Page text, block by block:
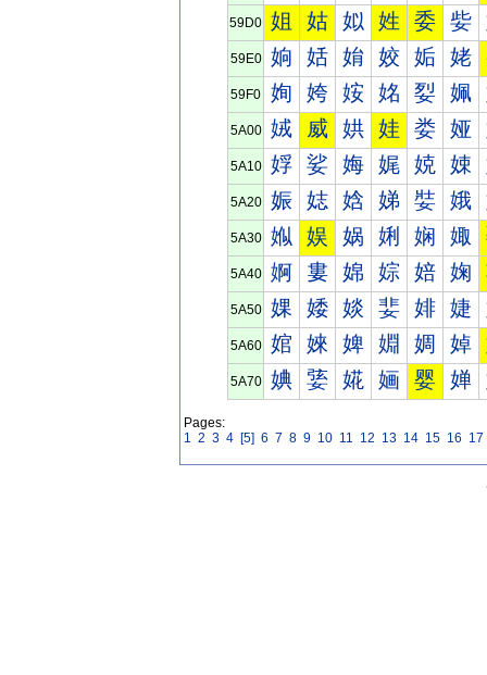
59D0 姐 姑 姒 姓 委 姕
59E0 姠 姡 姢 姣 姤 姥
59F0 姰 姱 姲 姳 姴 姵
5A00 娀 威 娂 娃 娄 娅
5A10 娐 娑 娒 娓 娔 娕
5A20 娠 娡 娢 娣 娤 娥
5A30 娰 娱 娲 娳 娴 娵
5A40 婀 婁 婂 婃 婄 婅
5A50 婐 婑 婒 婓 婔 婕
5A60 婠 婡 婢 婣 婤 婥
5A70 婰 婱 婲 婳 婴 婵
Pages:
1 2 3 4 [5] 6 7 8 9 10 11 12 13 14 15 16 17